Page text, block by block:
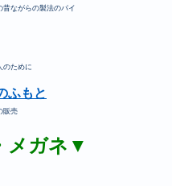
昔ながらの製法のパイ
のために
ふもと
販売
メガネ▼